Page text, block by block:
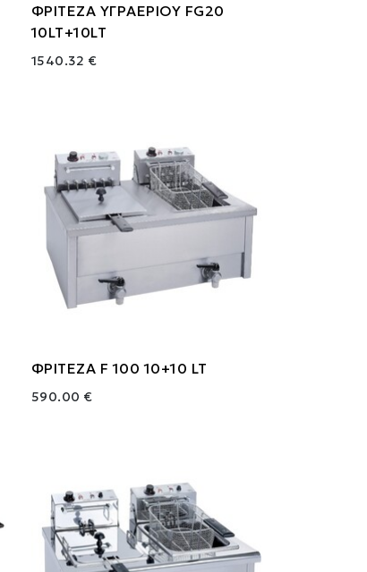
ΦΡΙΤΕΖΑ ΥΓΡΑΕΡΙΟΥ FG20
10LT+10LT
1540.32 €
ΦΡΙΤΕΖΑ F 100 10+10 LT
590.00 €